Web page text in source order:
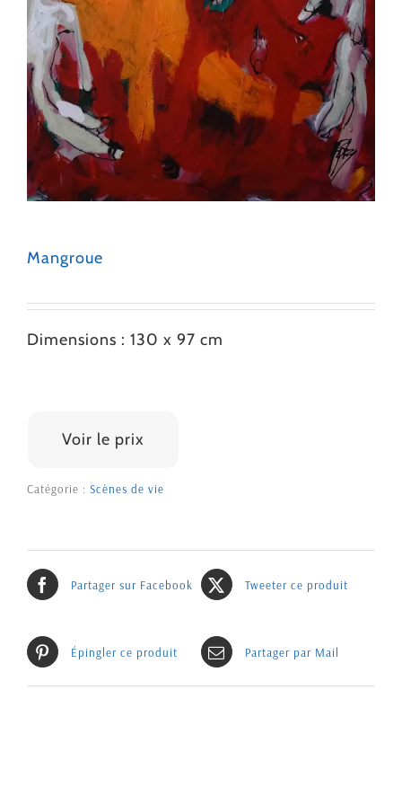
Mangroue
Dimensions : 130 x 97 cm
Voir le prix
2200 €
Catégorie : Scènes de vie
Partager sur Facebook Tweeter ce produit
Épingler ce produit Partager par Mail